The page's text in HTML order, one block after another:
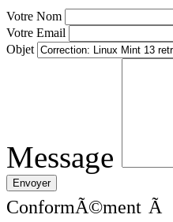
Votre Nom
Votre Email
Objet
Message
ConformÃ©ment Ã